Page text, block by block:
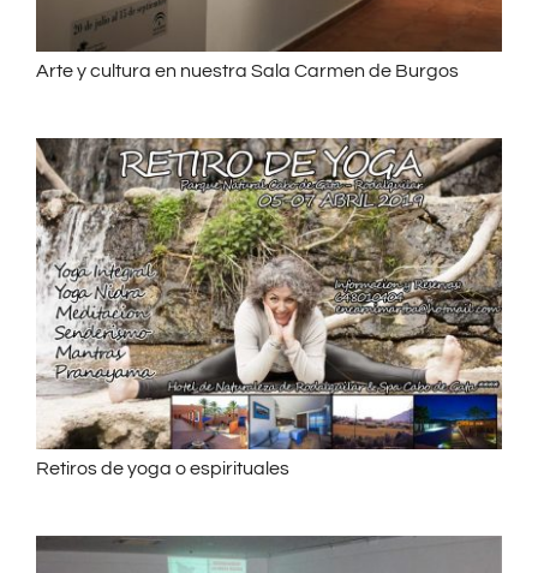
Arte y cultura en nuestra Sala Carmen de Burgos
Retiros de yoga o espirituales